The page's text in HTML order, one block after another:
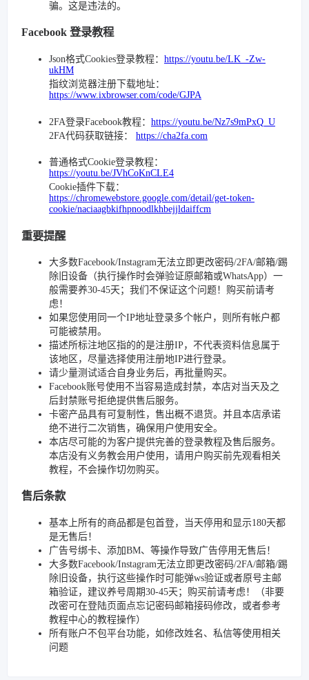
骗。这是违法的。
Facebook 登录教程
Json格式Cookies登录教程： https://youtu.be/LK_-Zw-
ukHM
指纹浏览器注册下载地址：
https://www.ixbrowser.com/code/GJPA
2FA登录Facebook教程： https://youtu.be/Nz7s9mPxQ_U
2FA代码获取链接： https://cha2fa.com
普通格式Cookie登录教程：
https://youtu.be/JVhCoKnCLE4
Cookie插件下载：
https://chromewebstore.google.com/detail/get-token-
cookie/naciaagbkifhpnoodlkhbejjldaiffcm
重要提醒
大多数Facebook/Instagram无法立即更改密码/2FA/邮箱/踢
除旧设备（执行操作时会弹验证原邮箱或WhatsApp）一
般需要养30-45天；我们不保证这个问题！购买前请考
虑！
如果您使用同一个IP地址登录多个帐户，则所有帐户都
可能被禁用。
描述所标注地区指的的是注册IP，不代表资料信息属于
该地区，尽量选择使用注册地IP进行登录。
请少量测试适合自身业务后，再批量购买。
Facebook账号使用不当容易造成封禁，本店对当天及之
后封禁账号拒绝提供售后服务。
卡密产品具有可复制性，售出概不退货。并且本店承诺
绝不进行二次销售，确保用户使用安全。
本店尽可能的为客户提供完善的登录教程及售后服务。
本店没有义务教会用户使用，请用户购买前先观看相关
教程，不会操作切勿购买。
售后条款
基本上所有的商品都是包首登，当天停用和显示180天都
是无售后！
广告号绑卡、添加BM、等操作导致广告停用无售后！
大多数Facebook/Instagram无法立即更改密码/2FA/邮箱/踢
除旧设备，执行这些操作时可能弹ws验证或者原号主邮
箱验证，建议养号周期30-45天；购买前请考虑！（非要
改密可在登陆页面点忘记密码邮箱接码修改，或者参考
教程中心的教程操作）
所有账户不包平台功能，如修改姓名、私信等使用相关
问题